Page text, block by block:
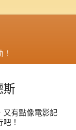
斯
又有點像電影記
！